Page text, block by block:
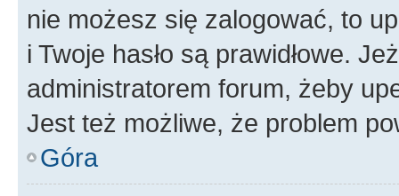
nie możesz się zalogować, to
i Twoje hasło są prawidłowe.
administratorem forum, żeby
Jest też możliwe, że problem
Góra